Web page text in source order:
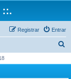
::.
Entrar
Registrar